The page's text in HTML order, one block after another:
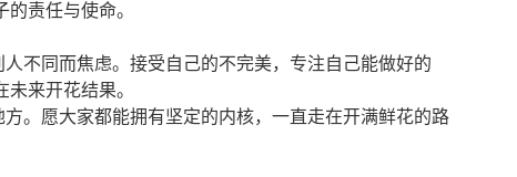
责任与使命。
不同而焦虑。接受自己的不完美，专注自己能做好的
来开花结果。
。愿大家都能拥有坚定的内核，一直走在开满鲜花的路